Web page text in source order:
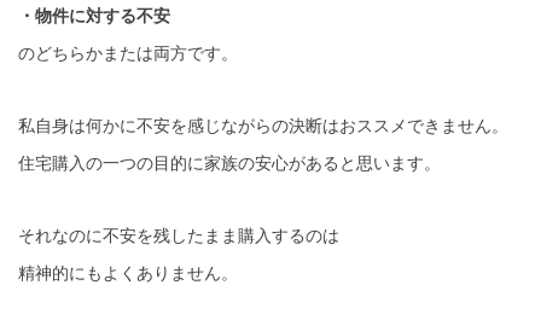
・物件に対する不安
のどちらかまたは両方です。
私自身は何かに不安を感じながらの決断はおススメできません。
住宅購入の一つの目的に家族の安心があると思います。
それなのに不安を残したまま購入するのは
精神的にもよくありません。